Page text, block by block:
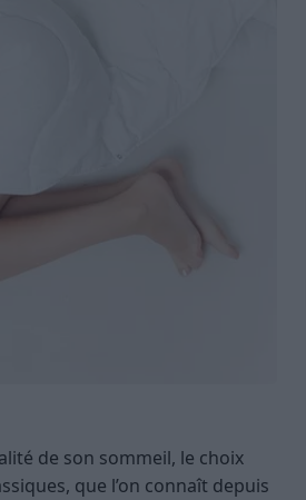
de son sommeil, le choix
que l’on connaît depuis